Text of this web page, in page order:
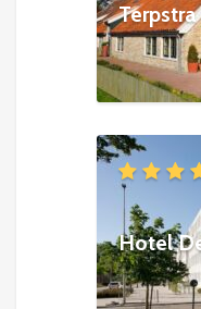
Hotel